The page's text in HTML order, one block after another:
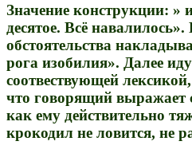
Значение конструкции: »
десятое. Всё
обстоятельства
рога изобилия». Далее
соотвествующей
что говорящий выражает
как ему действительно
крокодил не ловится, не